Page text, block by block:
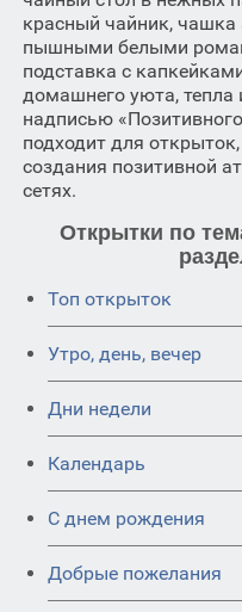
красный чайник, чашка
пышными белыми
подставка с
домашнего уюта, тепла
надписью
подходит для
создания позитивной
сетях.
Открытки по
Топ открыток
Утро, день, вечер
Дни недели
Календарь
C днем рождения
Добрые пожелания